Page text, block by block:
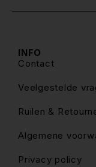
INFO
Contact
Veelgestelde
Ruilen &
Algemene
Privacy policy